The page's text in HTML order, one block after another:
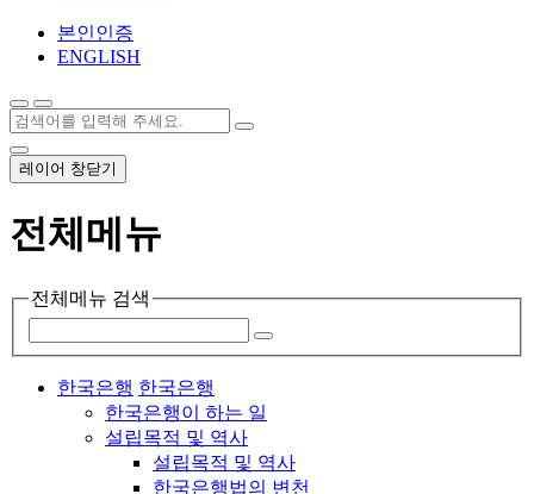
본인인증
ENGLISH
레이어 창닫기
전체메뉴
전체메뉴 검색
한국은행 한국은행
한국은행이 하는 일
설립목적 및 역사
설립목적 및 역사
한국은행법의 변천